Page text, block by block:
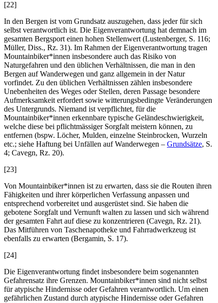
[22]
In den Bergen ist vom Grundsatz auszugehen, dass jeder für sich
selbst verantwortlich ist. Die Eigenverantwortung hat demnach im
gesamten Bergsport einen hohen Stellenwert (Lustenberger, S. 116;
Müller, Diss., Rz. 31). Im Rahmen der Eigenverantwortung tragen
Mountainbiker*innen insbesondere auch das Risiko von
Naturgefahren und den üblichen Verhältnissen, die man in den
Bergen auf Wanderwegen und ganz allgemein in der Natur
vorfindet. Zu den üblichen Verhältnissen zählen insbesondere
Unebenheiten des Weges oder Stellen, deren Passage besondere
Aufmerksamkeit erfordert sowie witterungsbedingte Veränderungen
des Untergrunds. Niemand ist verpflichtet, für die
Mountainbiker*innen erkennbare typische Geländeschwierigkeit,
welche diese bei pflichtmässiger Sorgfalt meistern können, zu
entfernen (bspw. Löcher, Mulden, einzelne Steinbrocken, Wurzeln
etc.; siehe Haftung bei Unfällen auf Wanderwegen – Grundsätze, S.
4; Cavegn, Rz. 20).
[23]
Von Mountainbiker*innen ist zu erwarten, dass sie die Routen ihren
Fähigkeiten und ihrer körperlichen Verfassung anpassen und
entsprechend vorbereitet und ausgerüstet sind. Sie haben die
gebotene Sorgfalt und Vernunft walten zu lassen und sich während
der gesamten Fahrt auf diese zu konzentrieren (Cavegn, Rz. 21).
Das Mitführen von Taschenapotheke und Fahrradwerkzeug ist
ebenfalls zu erwarten (Bergamin, S. 17).
[24]
Die Eigenverantwortung findet insbesondere beim sogenannten
Gefahrensatz ihre Grenzen. Mountainbiker*innen sind nicht selbst
für atypische Hindernisse oder Gefahren verantwortlich. Um einen
gefährlichen Zustand durch atypische Hindernisse oder Gefahren